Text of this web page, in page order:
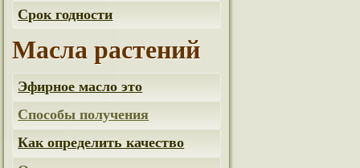
Срок годности
Масла растений
Эфирное масло это
Способы получения
Как определить качество